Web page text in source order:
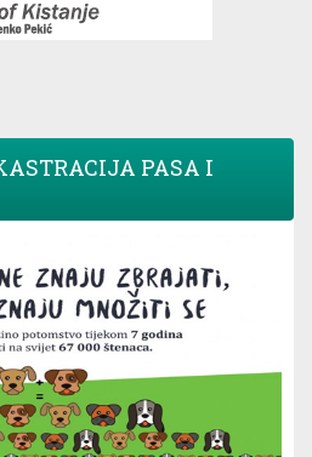
PASA I